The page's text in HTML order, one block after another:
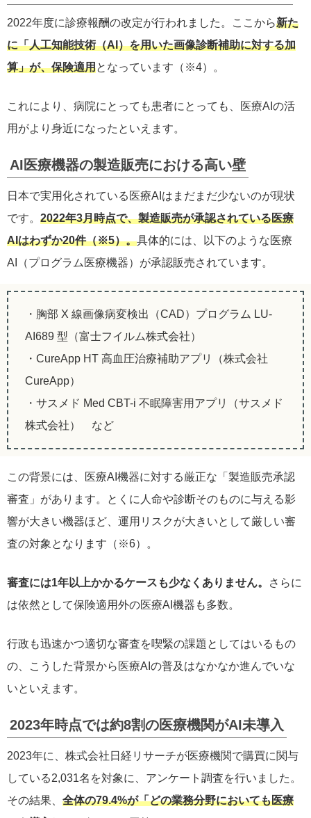
2022年度に診療報酬の改定が行われました。ここから新た
に「人工知能技術（AI）を用いた画像診断補助に対する加
算」が、保険適用となっています（※4）。
これにより、病院にとっても患者にとっても、医療AIの活
用がより身近になったといえます。
AI医療機器の製造販売における高い壁
日本で実用化されている医療AIはまだまだ少ないのが現状
です。 2022年3月時点で、製造販売が承認されている医療
AIはわずか20件（※5）。具体的には、以下のような医療
AI（プログラム医療機器）が承認販売されています。
・胸部 X 線画像病変検出（CAD）プログラム LU-
AI689 型（富士フイルム株式会社）
・CureApp HT 高血圧治療補助アプリ（株式会社
CureApp）
・サスメド Med CBT-i 不眠障害用アプリ（サスメド
株式会社） など
この背景には、医療AI機器に対する厳正な「製造販売承認
審査」があります。とくに人命や診断そのものに与える影
響が大きい機器ほど、運用リスクが大きいとして厳しい審
査の対象となります（※6）。
審査には1年以上かかるケースも少なくありません。
さらに
は依然として保険適用外の医療AI機器も多数。
行政も迅速かつ適切な審査を喫緊の課題としてはいるもの
の、こうした背景から医療AIの普及はなかなか進んでいな
いといえます。
2023年時点では約8割の医療機関がAI未導入
2023年に、株式会社日経リサーチが医療機関で購買に関与
している2,031名を対象に、アンケート調査を行いました。
その結果、 全体の79.4%が「どの業務分野においても医療